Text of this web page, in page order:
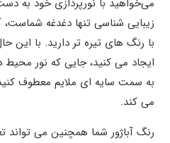
می‌خواهید با نورپردازی خود به
زیبایی شناسی تنها دغدغه شماست،
با رنگ های تیره تر دارید. با این
ایجاد می کنید، جایی که نور
به سمت سایه ای ملایم معطوف کنید
می کند.
رنگ آباژور شما همچنین می تواند